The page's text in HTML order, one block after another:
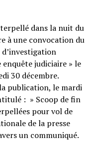
dans la nuit du
à une convocation du
enquête judiciaire » le
30 décembre.
publication, le mardi
: » Scoop de fin
pour vol de
de la presse
un communiqué.